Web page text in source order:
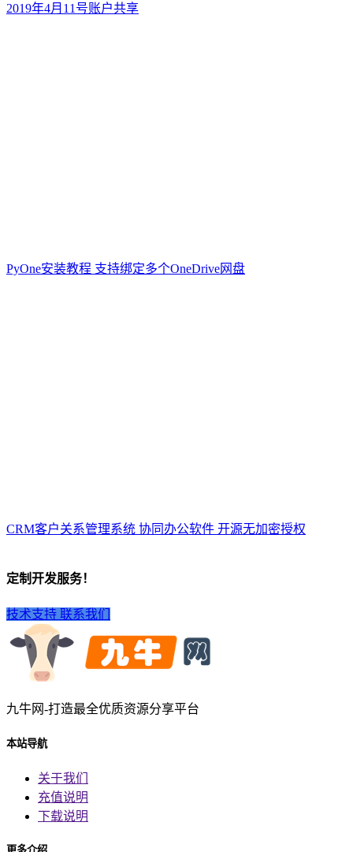
2019年4月11号账户共享
PyOne安装教程 支持绑定多个OneDrive网盘
CRM客户关系管理系统 协同办公软件 开源无加密授权
定制开发服务！
技术支持 联系我们
九牛网-打造最全优质资源分享平台
本站导航
关于我们
充值说明
下载说明